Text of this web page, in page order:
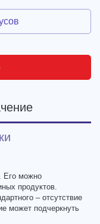
Его можно
продуктов.
– отсутствие
может подчеркнуть